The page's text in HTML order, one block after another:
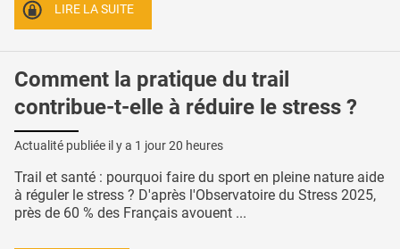
LIRE LA SUITE
Comment la pratique du trail
contribue-t-elle à réduire le stress ?
Actualité publiée il y a 1 jour 20 heures
Trail et santé : pourquoi faire du sport en pleine nature aide
à réguler le stress ? D'après l'Observatoire du Stress 2025,
près de 60 % des Français avouent ...